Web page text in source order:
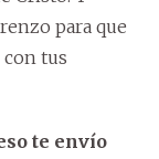
para que
con tus
te envío